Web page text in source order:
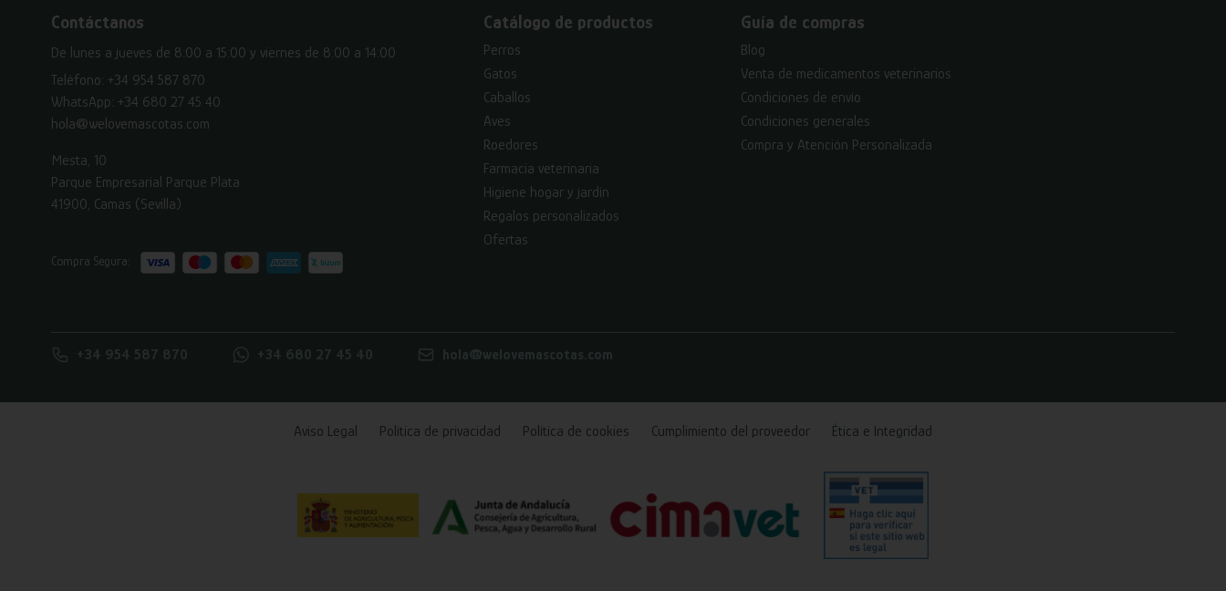
Contáctanos
De lunes a jueves de 8:00 a 15:00 y viernes de 8:00 a 14:00
Teléfono: +34 954 587 870
WhatsApp: +34 680 27 45 40
hola@welovemascotas.com
Mesta, 10
Parque Empresarial Parque Plata
41900, Camas (Sevilla)
Compra Segura:
Catálogo de productos
Perros
Gatos
Caballos
Aves
Roedores
Farmacia veterinaria
Higiene hogar y jardín
Regalos personalizados
Ofertas
Guía de compras
Blog
Venta de medicamentos veterinarios
Condiciones de envío
Condiciones generales
Compra y Atención Personalizada
+34 954 587 870 +34 680 27 45 40 hola@welovemascotas.com
Aviso Legal Política de privacidad Política de cookies Cumplimiento del proveedor Ética e Integridad